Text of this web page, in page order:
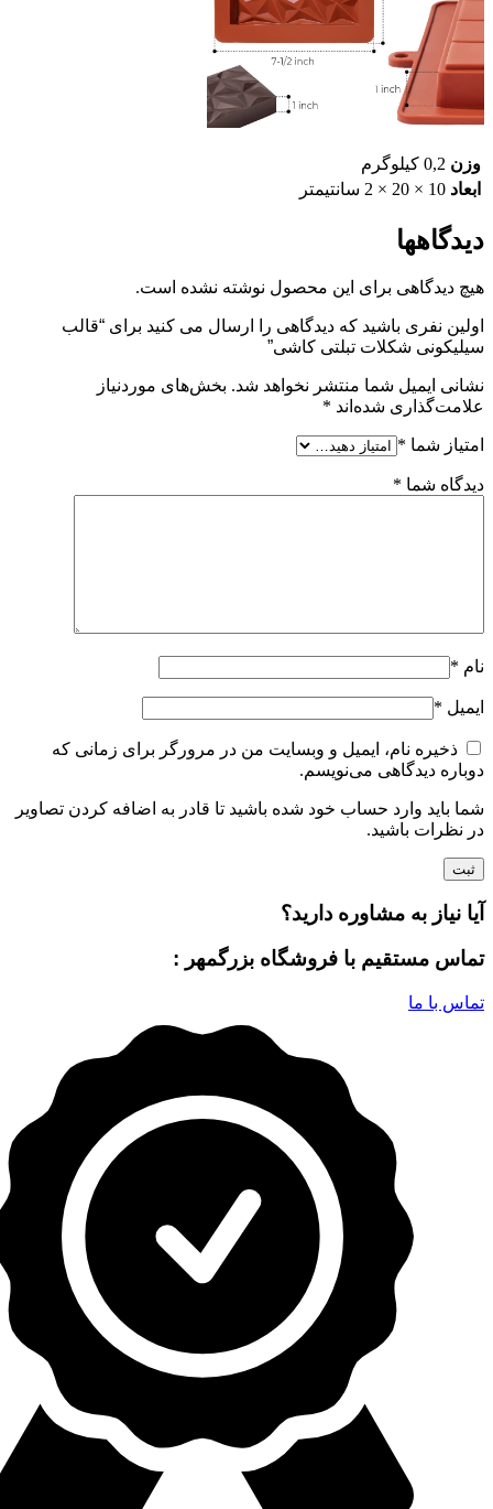
وزن 0,2 کیلوگرم
ابعاد 10 × 20 × 2 سانتیمتر
دیدگاهها
هیچ دیدگاهی برای این محصول نوشته نشده است.
اولین نفری باشید که دیدگاهی را ارسال می کنید برای “قالب
سیلیکونی شکلات تبلتی کاشی”
نشانی ایمیل شما منتشر نخواهد شد. بخش‌های موردنیاز
علامت‌گذاری شده‌اند *
امتیاز شما *
دیدگاه شما *
نام *
ایمیل *
ذخیره نام، ایمیل و وبسایت من در مرورگر برای زمانی که
دوباره دیدگاهی می‌نویسم.
شما باید وارد حساب خود شده باشید تا قادر به اضافه کردن تصاویر
در نظرات باشید.
آیا نیاز به مشاوره دارید؟
تماس مستقیم با فروشگاه بزرگمهر :
تماس با ما